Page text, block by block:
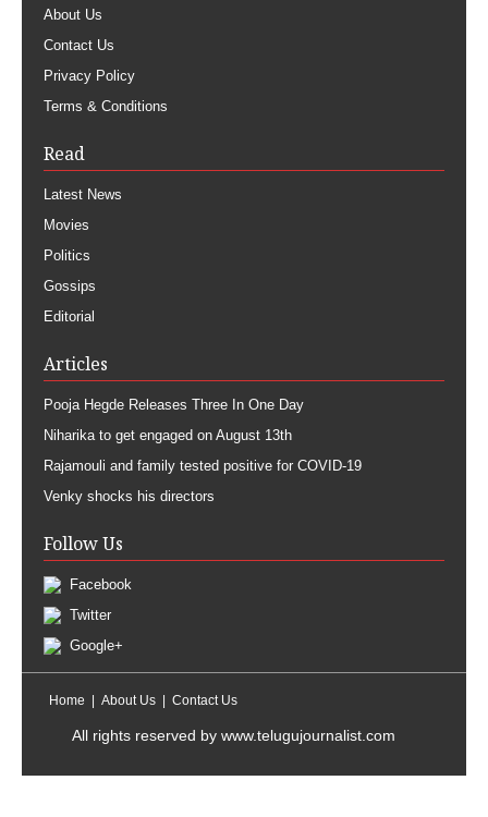
About Us
Contact Us
Privacy Policy
Terms & Conditions
Read
Latest News
Movies
Politics
Gossips
Editorial
Articles
Pooja Hegde Releases Three In One Day
Niharika to get engaged on August 13th
Rajamouli and family tested positive for COVID-19
Venky shocks his directors
Follow Us
Facebook
Twitter
Google+
Home About Us Contact Us
All rights reserved by www.telugujournalist.com